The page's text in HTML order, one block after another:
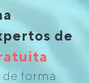
de
forma